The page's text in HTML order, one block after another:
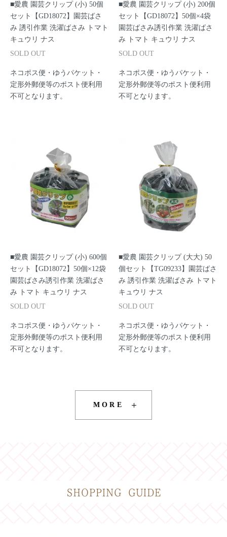
■愛農 園芸クリップ (小) 50個
セット【GD18072】園芸ばさ
み 誘引作業 洗濯ばさみ トマト
キュウリ ナス
SOLD OUT
ネコポス便・ゆうパケット・
定形外郵便等のポスト便利用
不可となります。
■愛農 園芸クリップ (小) 200個
セット【GD18072】50個×4袋
園芸ばさみ誘引作業 洗濯ばさ
み トマト キュウリ ナス
SOLD OUT
ネコポス便・ゆうパケット・
定形外郵便等のポスト便利用
不可となります。
■愛農 園芸クリップ (小) 600個
セット【GD18072】50個×12袋
園芸ばさみ誘引作業 洗濯ばさ
み トマト キュウリ ナス
SOLD OUT
ネコポス便・ゆうパケット・
定形外郵便等のポスト便利用
不可となります。
■愛農 園芸クリップ (大大) 50
個セット【TG09233】園芸ばさ
み 誘引作業 洗濯ばさみ トマト
キュウリ ナス
SOLD OUT
ネコポス便・ゆうパケット・
定形外郵便等のポスト便利用
不可となります。
MORE
SHOPPING GUIDE